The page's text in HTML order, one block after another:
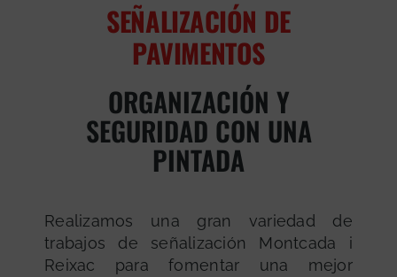
SEÑALIZACIÓN DE
PAVIMENTOS
ORGANIZACIÓN Y
SEGURIDAD CON UNA
PINTADA
Realizamos una gran variedad de
trabajos de señalización Montcada i
Reixac para fomentar una mejor